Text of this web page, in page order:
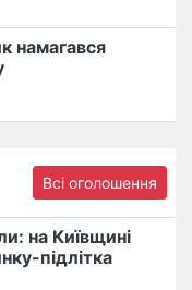
намагався
Всі оголошення
на Київщині
підлітка